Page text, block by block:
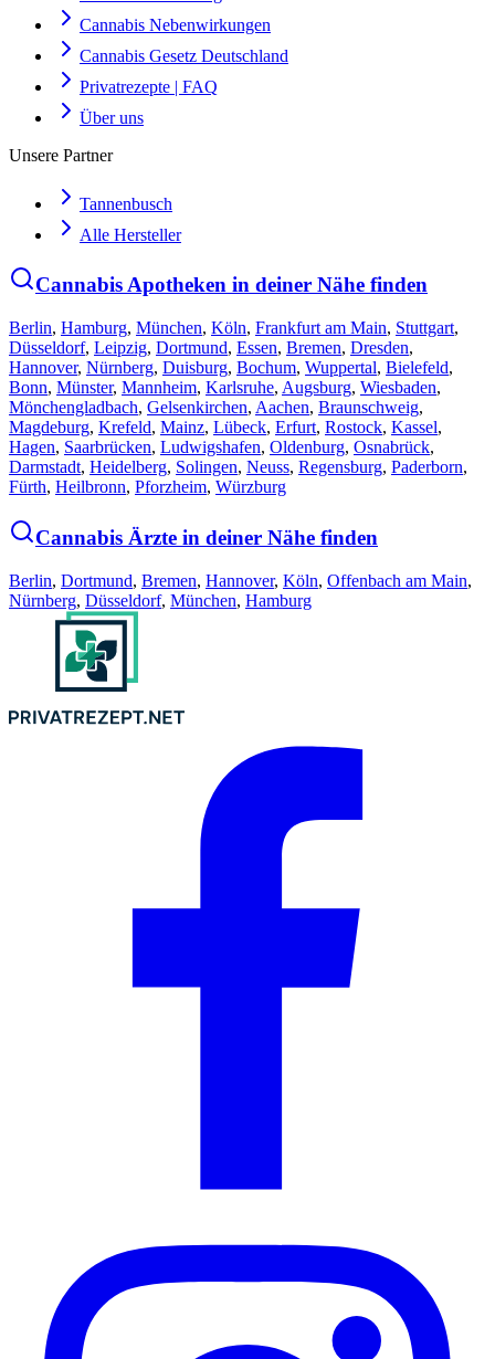
Cannabis Nebenwirkungen
Cannabis Gesetz Deutschland
Privatrezepte | FAQ
Über uns
Unsere Partner
Tannenbusch
Alle Hersteller
Cannabis Apotheken in deiner Nähe finden
Berlin, Hamburg, München, Köln, Frankfurt am Main, Stuttgart,
Düsseldorf, Leipzig, Dortmund, Essen, Bremen, Dresden,
Hannover, Nürnberg, Duisburg, Bochum, Wuppertal, Bielefeld,
Bonn, Münster, Mannheim, Karlsruhe, Augsburg, Wiesbaden,
Mönchengladbach, Gelsenkirchen, Aachen, Braunschweig,
Magdeburg, Krefeld, Mainz, Lübeck, Erfurt, Rostock, Kassel,
Hagen, Saarbrücken, Ludwigshafen, Oldenburg, Osnabrück,
Darmstadt, Heidelberg, Solingen, Neuss, Regensburg, Paderborn,
Fürth, Heilbronn, Pforzheim, Würzburg
Cannabis Ärzte in deiner Nähe finden
Berlin, Dortmund, Bremen, Hannover, Köln, Offenbach am Main,
Nürnberg, Düsseldorf, München, Hamburg